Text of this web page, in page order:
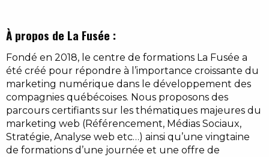
À propos de La Fusée :
Fondé en 2018, le centre de formations La Fusée a
été créé pour répondre à l’importance croissante du
marketing numérique dans le développement des
compagnies québécoises. Nous proposons des
parcours certifiants sur les thématiques majeures du
marketing web (Référencement, Médias Sociaux,
Stratégie, Analyse web etc…) ainsi qu’une vingtaine
de formations d’une journée et une offre de